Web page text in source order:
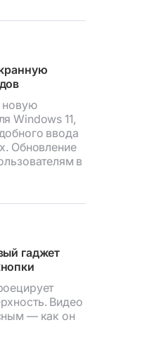
новую
Windows 11,
ввода
Обновление
в
гаджет
Видео
— как он